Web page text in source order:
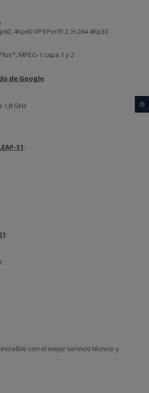
4Kp60 VP9 Perfil 2, H.264 4Kp30
MPEG-1 capa 1 y 2
de Google:
1,8 GHz
S1:
:
con el mejor servicio técnico y
🍪